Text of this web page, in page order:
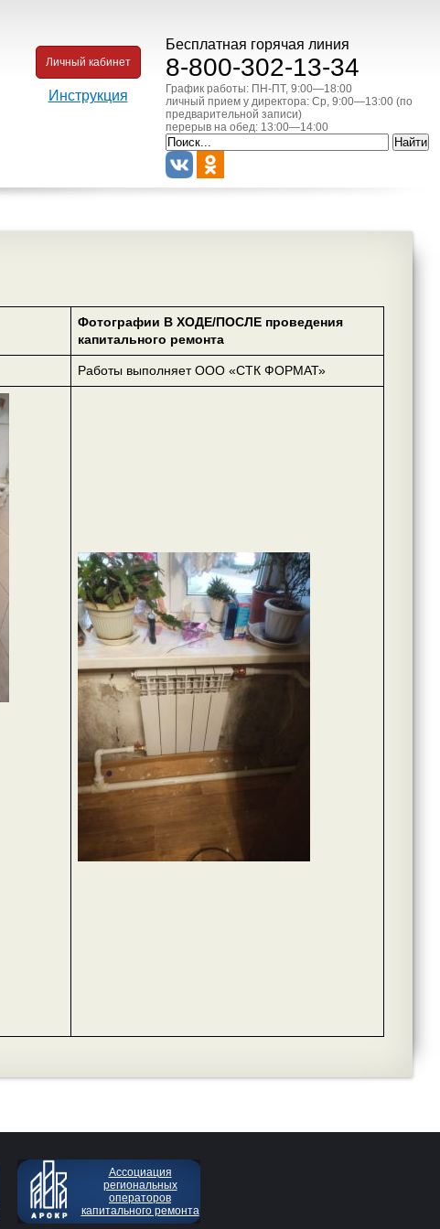
Бесплатная горячая линия
8-800-302-13-34
График работы: ПН-ПТ, 9:00—18:00
личный прием у директора: Ср, 9:00—13:00 (по
предварительной записи)
перерыв на обед: 13:00—14:00
Личный кабинет
Инструкция
Фотографии В ХОДЕ/ПОСЛЕ проведения
капитального ремонта
Работы выполняет ООО «СТК ФОРМАТ»
Ассоциация
региональных
операторов
капитального ремонта